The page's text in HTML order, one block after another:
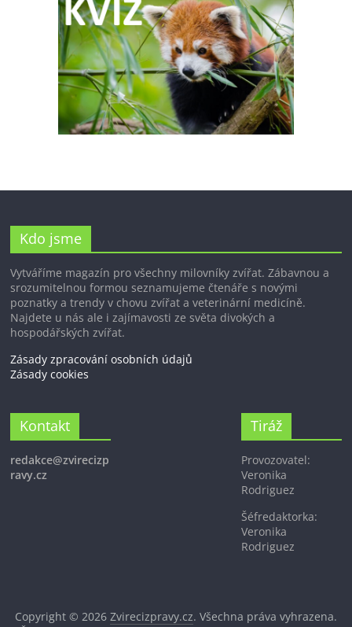
Kdo jsme
Vytváříme magazín pro všechny milovníky zvířat. Zábavnou a
srozumitelnou formou seznamujeme čtenáře s novými
poznatky a trendy v chovu zvířat a veterinární medicíně.
Najdete u nás ale i zajímavosti ze světa divokých a
hospodářských zvířat.
Zásady zpracování osobních údajů
Zásady cookies
Kontakt
redakce@zvirecizp
ravy.cz
Tiráž
Provozovatel:
Veronika
Rodriguez
Šéfredaktorka:
Veronika
Rodriguez
Copyright © 2026 Zvirecizpravy.cz. Všechna práva vyhrazena.